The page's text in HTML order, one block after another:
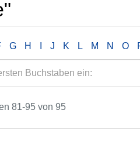
G H J K L M N O
81-95 von 95